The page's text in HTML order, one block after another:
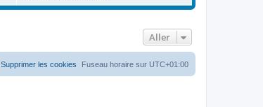
s
r
l
e
d
Aller
Fuseau horaire sur UTC+01:00
Supprimer les cookies